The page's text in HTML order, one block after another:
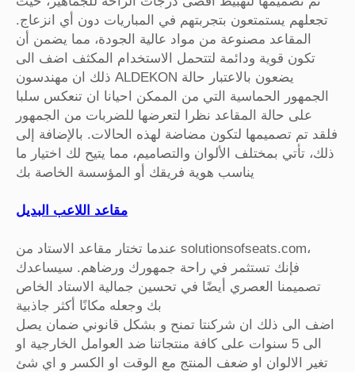
تجعلهم يستمتعون بتجربتهم في المباريات دون أي انزعاج.
المقاعد مصنوعة من مواد عالية الجودة، مما يضمن أن
تكون قوية ودائمة لتتحمل الاستخدام المكثف اضف الى
ذلك ان مهندسون ALDEKON يضعون بالاعتبار حالة
الجمهور الحماسية التي من الممكن احيانا ان تنعكس سلبا
على حالة المقاعد نظرا لتعرضها للضربات من الجمهور
فلقد تم تصميمها لتكون مضاضة لهذه الحالات. بالإضافة إلى
ذلك، تأتي بمختلف الألوان والتصاميم، مما يتيح لك اختيار ما
يناسب هوية فريقك أو المؤسسة الخاصة بك
مقاعد اللاعب البديل
عندما تختار مقاعد الاستاد من solutionsofseats.com،
فإنك تستثمر في راحة جمهورك ورضاهم. سيساعدك
تصميمنا العصري أيضًا في تحسين جمالية الاستاد الخاص
بك وجعله مكانًا أكثر جاذبية
اضف الى ذلك ان شركنتا تمنح و بشكل قانوني ضمان يصل
الى 5 سنوات على كافة منتجاتنا ضد العوامل الخارجية او
تغير الالوان او ضعف المنتج مع الوقت او الكسر و اي شئ